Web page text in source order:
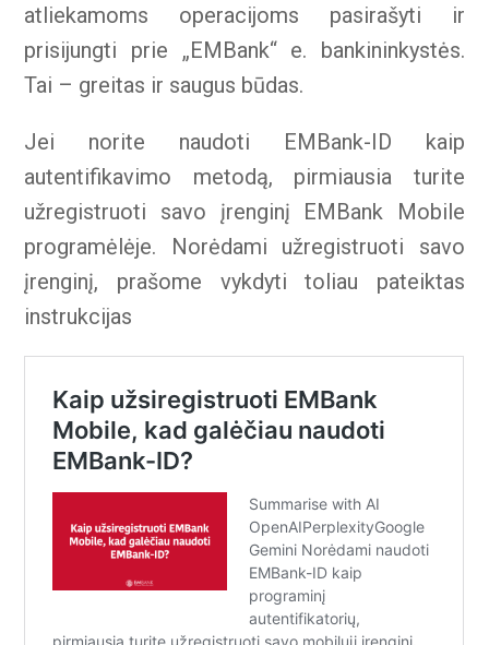
atliekamoms operacijoms pasirašyti ir
prisijungti prie „EMBank“ e. bankininkystės.
Tai – greitas ir saugus būdas.
Jei norite naudoti EMBank-ID kaip
autentifikavimo metodą, pirmiausia turite
užregistruoti savo įrenginį EMBank Mobile
programėlėje. Norėdami užregistruoti savo
įrenginį, prašome vykdyti toliau pateiktas
instrukcijas